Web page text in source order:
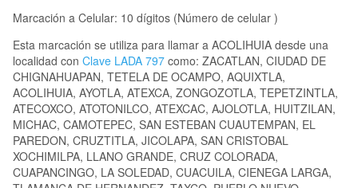
Marcación a Celular: 10 dígitos (Número de celular )
Esta marcación se utiliza para llamar a ACOLIHUIA desde una
localidad con Clave LADA 797 como: ZACATLAN, CIUDAD DE
CHIGNAHUAPAN, TETELA DE OCAMPO, AQUIXTLA,
ACOLIHUIA, AYOTLA, ATEXCA, ZONGOZOTLA, TEPETZINTLA,
ATECOXCO, ATOTONILCO, ATEXCAC, AJOLOTLA, HUITZILAN,
MICHAC, CAMOTEPEC, SAN ESTEBAN CUAUTEMPAN, EL
PAREDON, CRUZTITLA, JICOLAPA, SAN CRISTOBAL
XOCHIMILPA, LLANO GRANDE, CRUZ COLORADA,
CUAPANCINGO, LA SOLEDAD, CUACUILA, CIENEGA LARGA,